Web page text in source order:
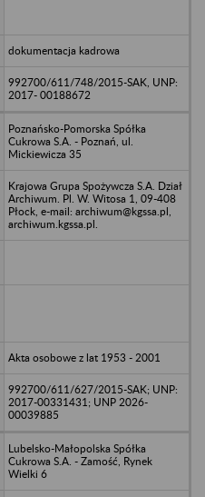
dokumentacja kadrowa
992700/611/748/2015-SAK, UNP:
2017- 00188672
Poznańsko-Pomorska Spółka
Cukrowa S.A. - Poznań, ul.
Mickiewicza 35
Krajowa Grupa Spożywcza S.A. Dział
Archiwum. Pl. W. Witosa 1, 09-408
Płock, e-mail: archiwum@kgssa.pl,
archiwum.kgssa.pl.
Akta osobowe z lat 1953 - 2001
992700/611/627/2015-SAK; UNP:
2017-00331431; UNP 2026-
00039885
Lubelsko-Małopolska Spółka
Cukrowa S.A. - Zamość, Rynek
Wielki 6